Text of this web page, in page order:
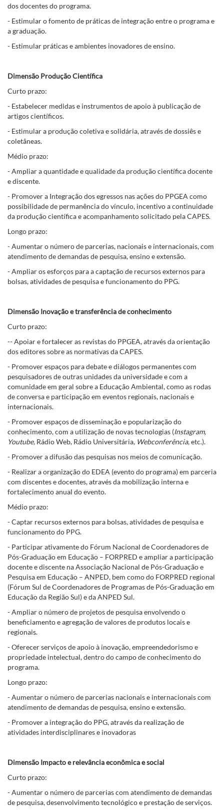
dos docentes do programa.
- Estimular o fomento de práticas de integração entre o programa e
a graduação.
- Estimular práticas e ambientes inovadores de ensino.
Dimensão Produção Científica
Curto prazo:
- Estabelecer medidas e instrumentos de apoio à publicação de
artigos científicos.
- Estimular a produção coletiva e solidária, através de dossiês e
coletâneas.
Médio prazo:
- Ampliar a quantidade e qualidade da produção científica docente
e discente.
- Promover a Integração dos egressos nas ações do PPGEA como
possibilidade de permanência do vínculo, incentivo a continuidade
da produção científica e acompanhamento solicitado pela CAPES.
Longo prazo:
- Aumentar o número de parcerias, nacionais e internacionais, com
atendimento de demandas de pesquisa, ensino e extensão.
- Ampliar os esforços para a captação de recursos externos para
bolsas, atividades de pesquisa e funcionamento do PPG.
Dimensão Inovação e transferência de conhecimento
Curto prazo:
-- Apoiar e fortalecer as revistas do PPGEA, através da orientação
dos editores sobre as normativas da CAPES.
- Promover espaços para debate e diálogos permanentes com
pesquisadores de outras unidades da universidade e com a
comunidade em geral sobre a Educação Ambiental, como as rodas
de conversa e participação em eventos regionais, nacionais e
internacionais.
- Promover espaços de disseminação e popularização do
conhecimento, com a utilização de novas tecnologias (Instagram,
Youtube, Rádio Web, Rádio Universitária, Webconferência, etc.).
- Promover a difusão das pesquisas nos meios de comunicação.
- Realizar a organização do EDEA (evento do programa) em parceria
com discentes e docentes, através da mobilização interna e
fortalecimento anual do evento.
Médio prazo:
- Captar recursos externos para bolsas, atividades de pesquisa e
funcionamento do PPG.
- Participar ativamente do Fórum Nacional de Coordenadores de
Pós-Graduação em Educação – FORPRED e ampliar a participação
docente e discente na Associação Nacional de Pós-Graduação e
Pesquisa em Educação – ANPED, bem como do FORPRED regional
(Fórum Sul de Coordenadores de Programas de Pós-Graduação em
Educação da Região Sul) e da ANPED Sul.
- Ampliar o número de projetos de pesquisa envolvendo o
beneficiamento e agregação de valores de produtos locais e
regionais.
- Oferecer serviços de apoio à inovação, empreendedorismo e
propriedade intelectual, dentro do campo de conhecimento do
programa.
Longo prazo:
- Aumentar o número de parcerias nacionais e internacionais com
atendimento de demandas de pesquisa, ensino e extensão.
- Promover a integração do PPG, através da realização de
atividades interdisciplinares e inovadoras
Dimensão Impacto e relevância econômica e social
Curto prazo:
- Aumentar o número de parcerias com atendimento de demandas
de pesquisa, desenvolvimento tecnológico e prestação de serviços.